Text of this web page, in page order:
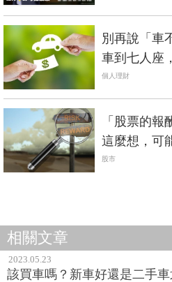
別再說「車
車到七人座
決」購車指南
個人理財
「股票的
這麼想，可
股市
相關文章
2023.05.23
該買車嗎？新車好還是二手